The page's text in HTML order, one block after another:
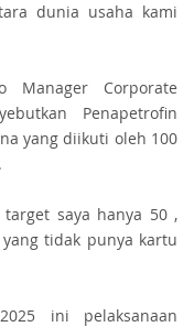
dunia usaha kami
Manager Corporate
Penapetrofin
yang diikuti oleh 100
saya hanya 50 ,
tidak punya kartu
ini pelaksanaan